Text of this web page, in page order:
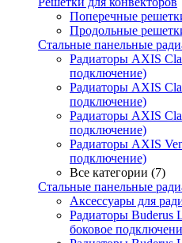
Поперечные
Продольные
Стальные панельные
Радиаторы AXIS
подключение)
Радиаторы AXIS
подключение)
Радиаторы AXIS
подключение)
Радиаторы AXIS
подключение)
Все категории (7)
Стальные панельные
Аксессуары для
Радиаторы Buderus
боковое